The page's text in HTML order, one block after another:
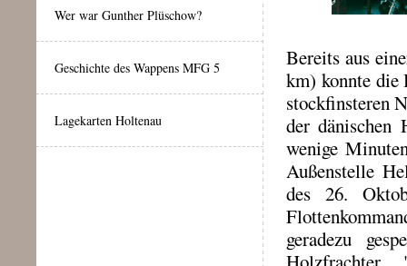
Wer war Gunther Plüschow?
Geschichte des Wappens MFG 5
Lagekarten Holtenau
Bereits aus
km) konnte die
stockfinsteren
der dänischen
wenige
Außenstelle
des 26.
geradezu